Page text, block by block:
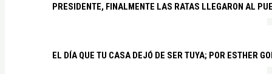
PRESIDENTE, FINALMENTE LAS RATAS LLEGARON AL
EL DÍA QUE TU CASA DEJÓ DE SER TUYA; POR ESTHER